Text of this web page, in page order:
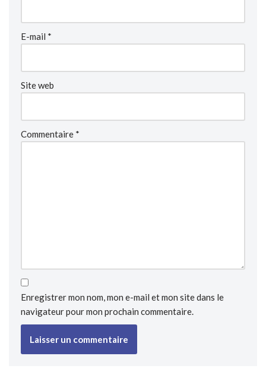
E-mail *
Site web
Commentaire *
Enregistrer mon nom, mon e-mail et mon site dans le
navigateur pour mon prochain commentaire.